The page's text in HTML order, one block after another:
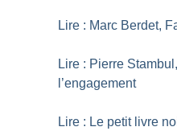
Lire : Marc Berdet,
Lire : Pierre
l’engagement
Lire : Le petit livre